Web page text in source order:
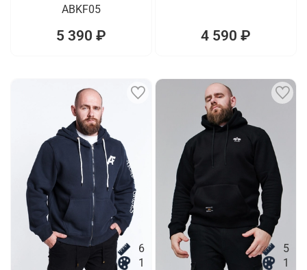
ABKF05
5 390 ₽ 4 590 ₽
6
1
5
1